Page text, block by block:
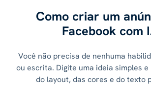
Como criar um
Facebook com
Você não precisa de nenhuma
ou escrita. Digite uma ideia simples e
do layout, das cores e do texto